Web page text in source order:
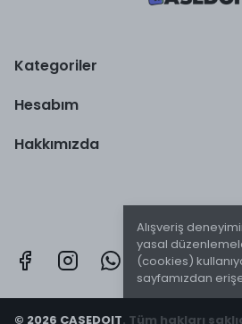
Alışveriş
yasal
(cookies)
sayfamızdan
Kategoriler
Hesabım
Hakkımızda
© 2026 CASEDOIT. Tüm hakları